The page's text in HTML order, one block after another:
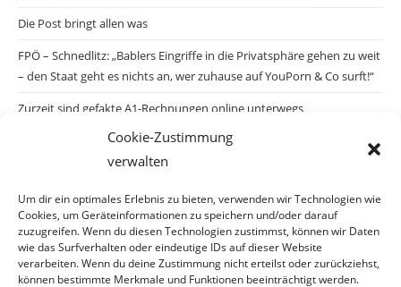
Cookie-Zustimmung
verwalten
Um dir ein optimales Erlebnis zu bieten, verwenden wir Technologien wie
Cookies, um Geräteinformationen zu speichern und/oder darauf
zuzugreifen. Wenn du diesen Technologien zustimmst, können wir Daten
wie das Surfverhalten oder eindeutige IDs auf dieser Website
verarbeiten. Wenn du deine Zustimmung nicht erteilst oder zurückziehst,
können bestimmte Merkmale und Funktionen beeinträchtigt werden.
Die Post bringt allen was
FPÖ – Schnedlitz: „Bablers Eingriffe in die Privatsphäre gehen zu weit
– den Staat geht es nichts an, wer zuhause auf YouPorn & Co surft!“
Zurzeit sind gefakte A1-Rechnungen online unterwegs
Salzburgs Juden und ihre Sicherheit: „Erst nach einem Anschlag wäre
die Gefahr endlich konkret!“
Biologisches Wunder in Ceuta
Ein vermeintliches Abschiebemärchen